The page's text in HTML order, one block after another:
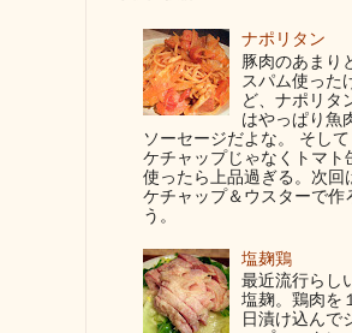
ナポリタン
豚肉のあまり
スパム使った
ど、ナポリタ
はやっぱり魚
ソーセージだよな。 そして
ケチャップじゃなくトマト
使ったら上品過ぎる。次回
ケチャップ＆ウスターで作
う。
塩麹鶏
最近流行らし
塩麹。鶏肉を
日漬け込んで